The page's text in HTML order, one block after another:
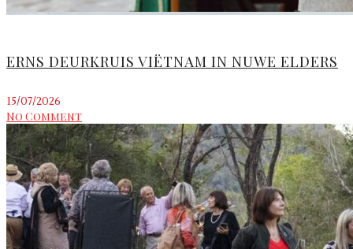
ERNS DEURKRUIS VIËTNAM IN NUWE ELDERS
15/07/2026
No Comment